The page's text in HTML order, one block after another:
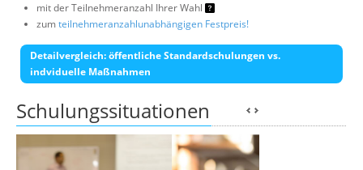
mit der Teilnehmeranzahl Ihrer Wahl
zumteilnehmeranzahlunabhängigen Festpreis!
Detailvergleich: öffentliche Standardschulungen vs.
indviduelle Maßnahmen
Schulungssituationen